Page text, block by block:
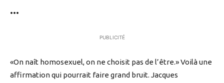
•••
PUBLICITÉ
«On naît homosexuel, on ne choisit pas de l’être.» Voilà une
affirmation qui pourrait faire grand bruit. Jacques